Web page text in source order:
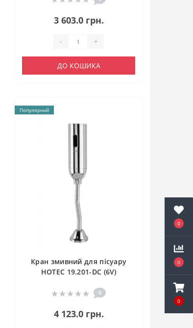
0
0
0
3 603.0 грн.
- +
ДО КОШИКА
Популярний
Кран змивний для пісуару
HOTEC 19.201-DC (6V)
підключення
0
4 123.0 грн.